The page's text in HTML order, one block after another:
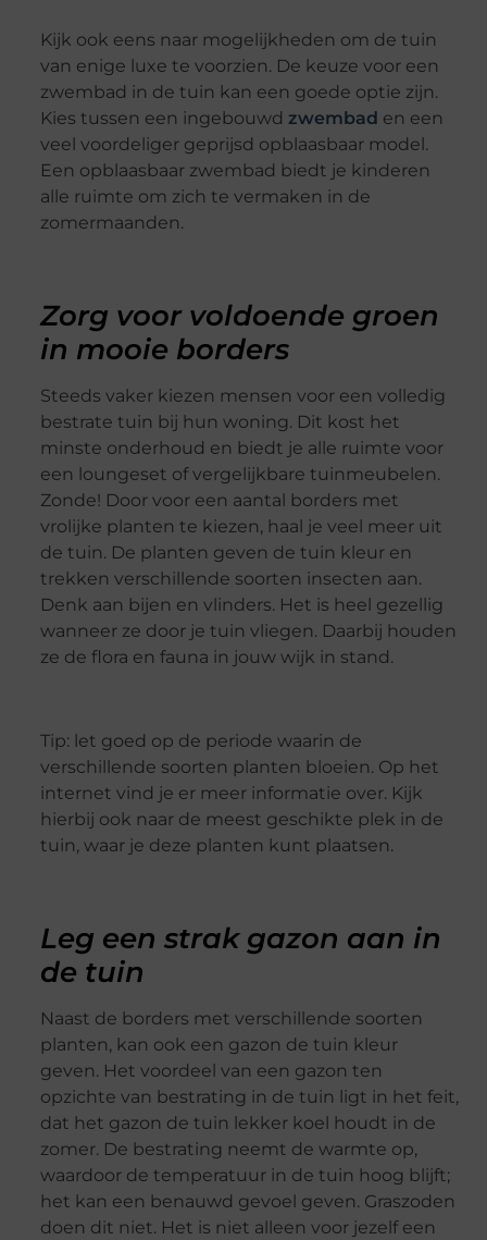
Kijk ook eens naar mogelijkheden om de tuin
van enige luxe te voorzien. De keuze voor een
zwembad in de tuin kan een goede optie zijn.
Kies tussen een ingebouwd zwembad en een
veel voordeliger geprijsd opblaasbaar model.
Een opblaasbaar zwembad biedt je kinderen
alle ruimte om zich te vermaken in de
zomermaanden.
Zorg voor voldoende groen
in mooie borders
Steeds vaker kiezen mensen voor een volledig
bestrate tuin bij hun woning. Dit kost het
minste onderhoud en biedt je alle ruimte voor
een loungeset of vergelijkbare tuinmeubelen.
Zonde! Door voor een aantal borders met
vrolijke planten te kiezen, haal je veel meer uit
de tuin. De planten geven de tuin kleur en
trekken verschillende soorten insecten aan.
Denk aan bijen en vlinders. Het is heel gezellig
wanneer ze door je tuin vliegen. Daarbij houden
ze de flora en fauna in jouw wijk in stand.
Tip: let goed op de periode waarin de
verschillende soorten planten bloeien. Op het
internet vind je er meer informatie over. Kijk
hierbij ook naar de meest geschikte plek in de
tuin, waar je deze planten kunt plaatsen.
Leg een strak gazon aan in
de tuin
Naast de borders met verschillende soorten
planten, kan ook een gazon de tuin kleur
geven. Het voordeel van een gazon ten
opzichte van bestrating in de tuin ligt in het feit,
dat het gazon de tuin lekker koel houdt in de
zomer. De bestrating neemt de warmte op,
waardoor de temperatuur in de tuin hoog blijft;
het kan een benauwd gevoel geven. Graszoden
doen dit niet. Het is niet alleen voor jezelf een